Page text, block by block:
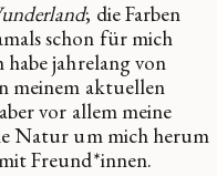
; die Farben
schon für mich
habe jahrelang von
meinem aktuellen
vor allem meine
Natur um mich herum
Freund*innen.